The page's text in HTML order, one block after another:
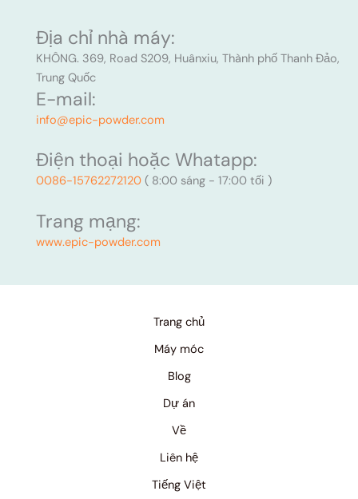
Địa chỉ nhà máy:
KHÔNG. 369, Road S209, Huânxiu, Thành phố Thanh Đảo,
Trung Quốc
E-mail:
info@epic-powder.com
Điện thoại hoặc Whatapp:
0086-15762272120( 8:00 sáng - 17:00 tối )
Trang mạng:
www.epic-powder.com
Trang chủ
Máy móc
Blog
Dự án
Về
Liên hệ
Tiếng Việt